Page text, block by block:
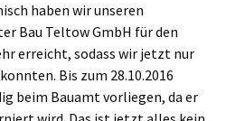
haben wir unseren
Bau Teltow GmbH für den
erreicht, sodass wir jetzt nur
Bis zum 28.10.2016
beim Bauamt vorliegen, da er